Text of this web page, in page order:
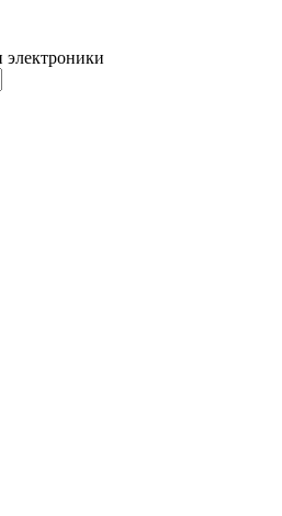
электроники